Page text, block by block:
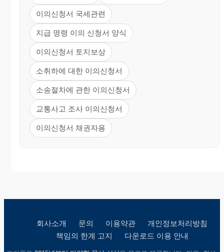
이의신청서 국세관련
지급 명령 이의 신청서 양식
이의신청서 토지보상
소취하에 대한 이의신청서
소송절차에 관한 이의신청서
교통사고 조사 이의신청서
이의신청서 채권자용
회사소개 문의 이용약관
개인정보처리방침
책임의 한계 고지
다운로드 이용 안내